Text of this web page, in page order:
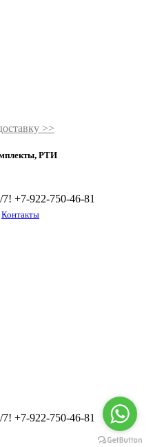
>>
РТИ
7! +7-922-750-46-81
Контакты
7! +7-922-750-46-81